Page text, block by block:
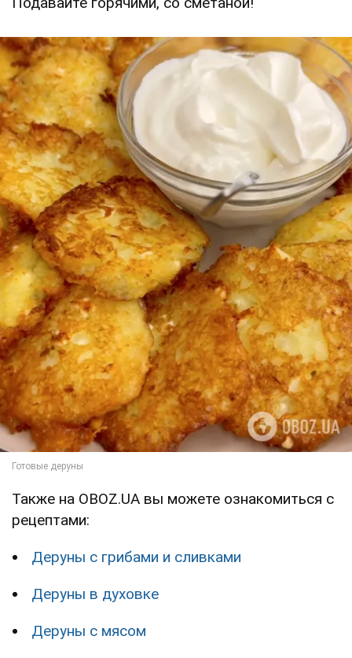
Также на OBOZ.UA вы можете ознакомиться с
рецептами:
Деруны с грибами и сливками
Деруны в духовке
Деруны с мясом